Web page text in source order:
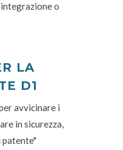
o
LA
D1
avvicinare i
in sicurezza,
patente"